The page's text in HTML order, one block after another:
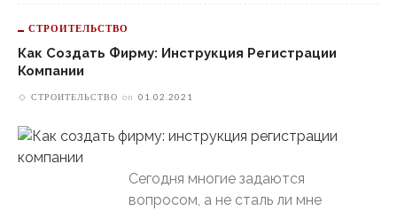
СТРОИТЕЛЬСТВО
Как Создать Фирму: Инструкция Регистрации
Компании
СТРОИТЕЛЬСТВО on 01.02.2021
Сегодня многие задаются
вопросом, а не сталь ли мне